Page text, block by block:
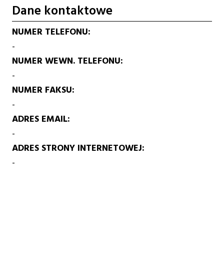
Dane kontaktowe
NUMER TELEFONU
-
NUMER WEWN. TELEFONU
-
NUMER FAKSU
-
ADRES EMAIL
-
ADRES STRONY INTERNETOWEJ
-